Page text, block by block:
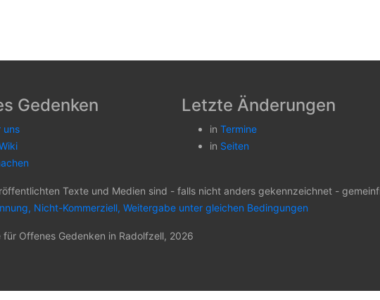
Gedenken
uns
Letzte Änderungen
inTermine
in Seiten
Texte und Medien sind - falls nicht anders gekennzeichnet -
Nicht-Kommerziell, Weitergabe unter gleichen Bedingungen
Offenes Gedenken in Radolfzell, 2026